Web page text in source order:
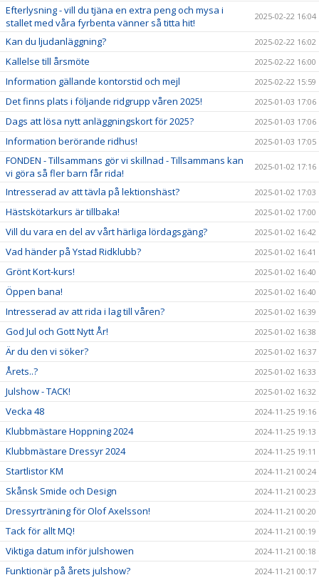
Efterlysning - vill du tjäna en extra peng och mysa i
stallet med våra fyrbenta vänner så titta hit!
2025-02-22 16:04
Kan du ljudanläggning? 2025-02-22 16:02
Kallelse till årsmöte 2025-02-22 16:00
Information gällande kontorstid och mejl 2025-02-22 15:59
Det finns plats i följande ridgrupp våren 2025! 2025-01-03 17:06
Dags att lösa nytt anläggningskort för 2025? 2025-01-03 17:06
Information berörande ridhus! 2025-01-03 17:05
FONDEN - Tillsammans gör vi skillnad - Tillsammans kan
vi göra så fler barn får rida!
2025-01-02 17:16
Intresserad av att tävla på lektionshäst? 2025-01-02 17:03
Hästskötarkurs är tillbaka! 2025-01-02 17:00
Vill du vara en del av vårt härliga lördagsgäng? 2025-01-02 16:42
Vad händer på Ystad Ridklubb? 2025-01-02 16:41
Grönt Kort-kurs! 2025-01-02 16:40
Öppen bana! 2025-01-02 16:40
Intresserad av att rida i lag till våren? 2025-01-02 16:39
God Jul och Gott Nytt År! 2025-01-02 16:38
Är du den vi söker? 2025-01-02 16:37
Årets..? 2025-01-02 16:33
Julshow - TACK! 2025-01-02 16:32
Vecka 48 2024-11-25 19:16
Klubbmästare Hoppning 2024 2024-11-25 19:13
Klubbmästare Dressyr 2024 2024-11-25 19:11
Startlistor KM 2024-11-21 00:24
Skånsk Smide och Design 2024-11-21 00:23
Dressyrträning för Olof Axelsson! 2024-11-21 00:20
Tack för allt MQ! 2024-11-21 00:19
Viktiga datum inför julshowen 2024-11-21 00:18
Funktionär på årets julshow? 2024-11-21 00:17